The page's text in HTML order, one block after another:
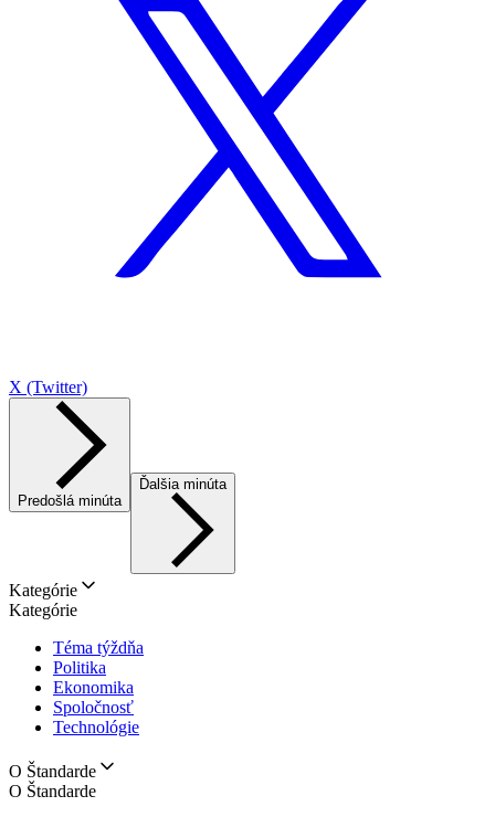
X (Twitter)
Predošlá minúta
Ďalšia minúta
Kategórie
Kategórie
Téma týždňa
Politika
Ekonomika
Spoločnosť
Technológie
O Štandarde
O Štandarde